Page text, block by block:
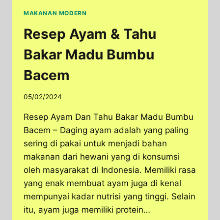
MAKANAN MODERN
Resep Ayam & Tahu
Bakar Madu Bumbu
Bacem
05/02/2024
Resep Ayam Dan Tahu Bakar Madu Bumbu
Bacem – Daging ayam adalah yang paling
sering di pakai untuk menjadi bahan
makanan dari hewani yang di konsumsi
oleh masyarakat di Indonesia. Memiliki rasa
yang enak membuat ayam juga di kenal
mempunyai kadar nutrisi yang tinggi. Selain
itu, ayam juga memiliki protein…